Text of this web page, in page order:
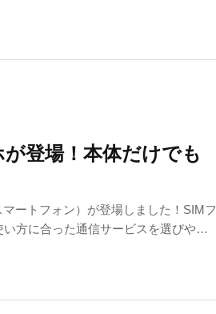
登場！本体だけでも
ートフォン）が登場しました！SIMフ
方に合った通信サービスを選びやす